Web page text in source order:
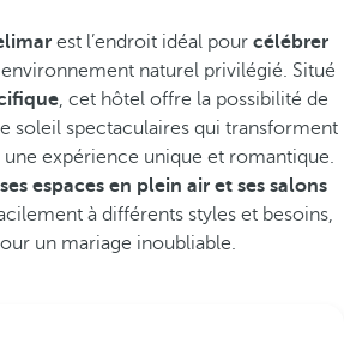
est l’endroit idéal pour célébrer
naturel privilégié. Situé
, cet hôtel offre la possibilité de
soleil spectaculaires qui transforment
expérience unique et romantique.
espaces en plein air et ses salons
à différents styles et besoins,
un mariage inoubliable.